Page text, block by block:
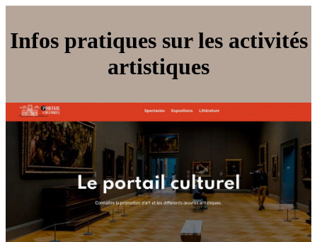
Infos pratiques sur les activités
artistiques